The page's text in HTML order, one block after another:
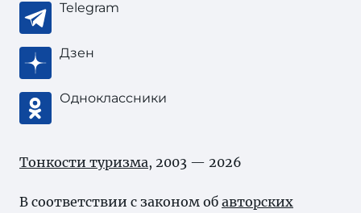
Telegram
Дзен
Одноклассники
Тонкости туризма, 2003 — 2026
В соответствии с законом об авторских